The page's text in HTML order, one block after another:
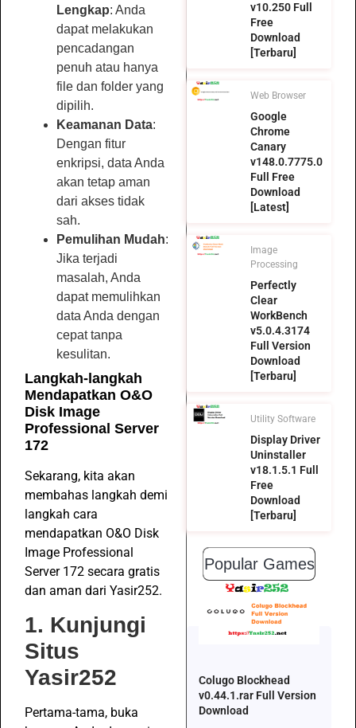
Lengkap: Anda
dapat melakukan
pencadangan
penuh atau hanya
file dan folder yang
dipilih.
Keamanan Data:
Dengan fitur
enkripsi, data Anda
akan tetap aman
dari akses tidak
sah.
Pemulihan Mudah:
Jika terjadi
masalah, Anda
dapat memulihkan
data Anda dengan
cepat tanpa
kesulitan.
Langkah-langkah
Mendapatkan O&O
Disk Image
Professional Server
172
Sekarang, kita akan
membahas langkah demi
langkah cara
mendapatkan O&O Disk
Image Professional
Server 172 secara gratis
dan aman dari Yasir252.
1. Kunjungi
Situs
Yasir252
Pertama-tama, buka
v10.250 Full
Free
Download
[Terbaru]
Web Browser
Google
Chrome
Canary
v148.0.7775.0
Full Free
Download
[Latest]
Image
Processing
Perfectly
Clear
WorkBench
v5.0.4.3174
Full Version
Download
[Terbaru]
Utility Software
Display Driver
Uninstaller
v18.1.5.1 Full
Free
Download
[Terbaru]
Popular Games
Colugo Blockhead
v0.44.1.rar Full Version
Download